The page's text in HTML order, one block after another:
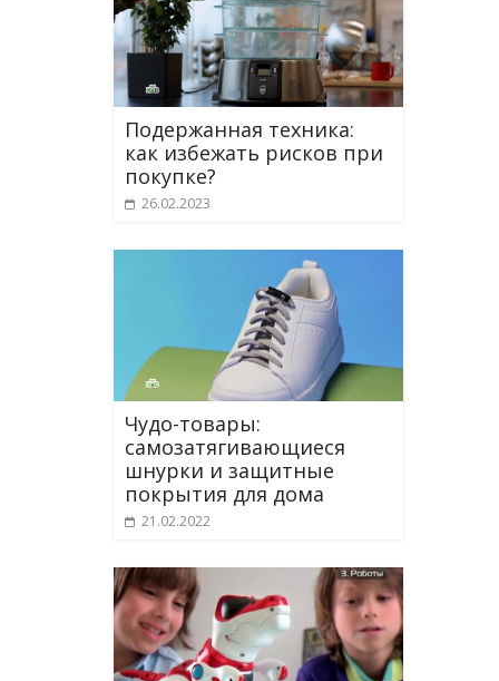
Подержанная техника:
как избежать рисков при
покупке?
26.02.2023
Чудо-товары:
самозатягивающиеся
шнурки и защитные
покрытия для дома
21.02.2022